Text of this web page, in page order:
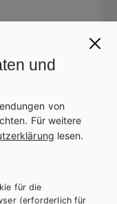
und
von
Für weitere
lesen.
für die
(erforderlich für